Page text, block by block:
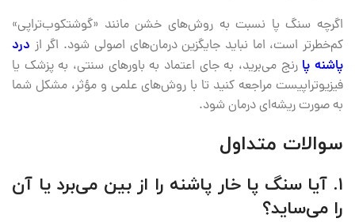
اگرچه سنگ پا نسبت به روش‌های خشن مانند «گوشتکوب‌تراپی»
کم‌خطرتر است، اما نباید جایگزین درمان‌های اصولی شود. اگر از درد
پاشنه پا رنج می‌برید، به جای اعتماد به باورهای سنتی، به پزشک یا
فیزیوتراپیست مراجعه کنید تا با روش‌های علمی و مؤثر، مشکل شما
به صورت ریشه‌ای درمان شود.
سوالات متداول
۱. آیا سنگ پا خار پاشنه را از بین می‌برد یا آن
را می‌ساید؟